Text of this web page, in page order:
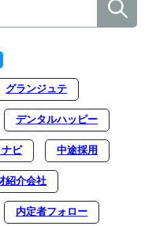
グランジュテ
デンタルハッピー
ビ 中途採用
紹介会社
内定者フォロー